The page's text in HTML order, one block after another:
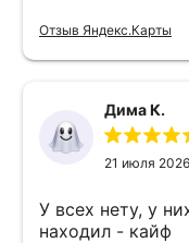
Отзыв Яндекс.Карты
Дима К.
21 июля 2026
У всех нету, у
находил - кайф